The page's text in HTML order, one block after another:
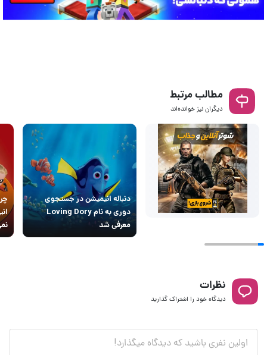
مطالب مرتبط
دیگران نیز خوانده‌اند
دنباله انیمیشن در جستجوی
دوری به نام Loving Dory
معرفی شد
نظرات
دیدگاه خود را اشتراک گذارید